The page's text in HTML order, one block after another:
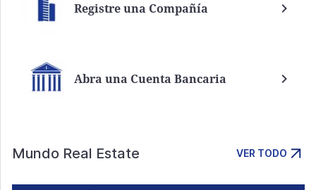
Registre una Compañía
Abra una Cuenta Bancaria
Mundo Real Estate VER TODO